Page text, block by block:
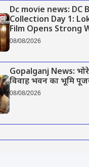
Dc movie news: DC
Collection Day 1:
Film Opens Strong
08/08/2026
Gopalganj News: भोरे
विवाह भवन का भूमि
08/08/2026